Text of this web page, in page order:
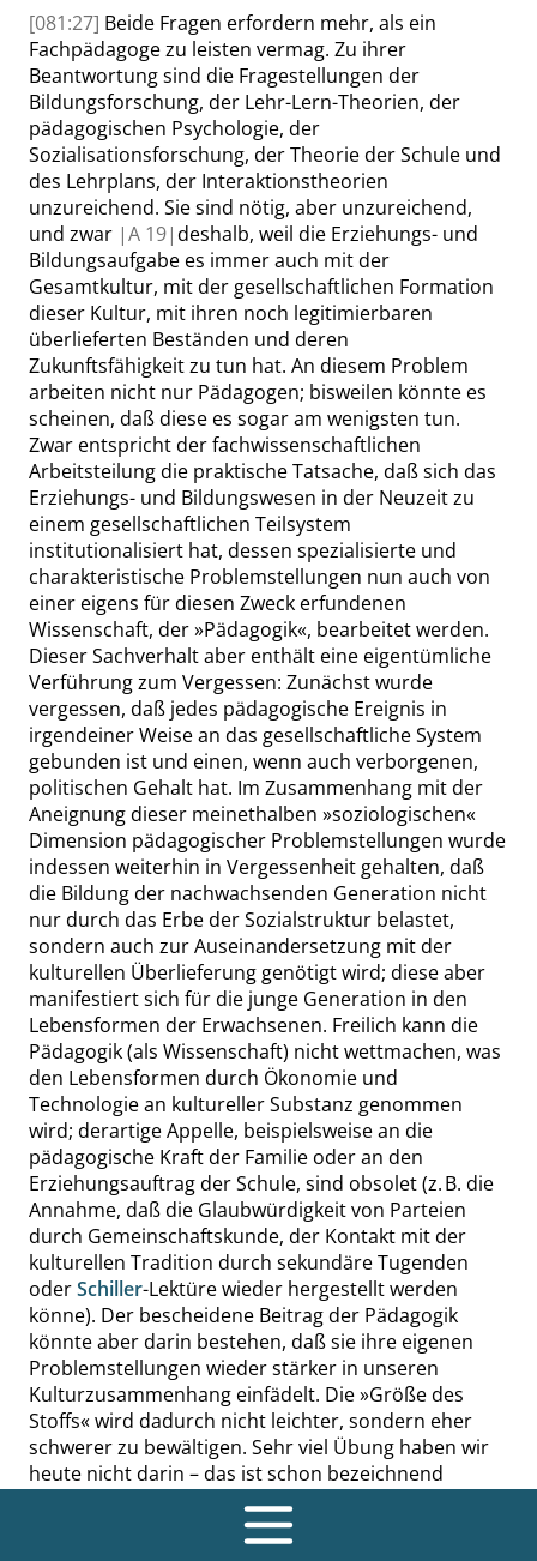
[081:27] Beide Fragen erfordern mehr, als ein
Fachpädagoge zu leisten vermag. Zu ihrer
Beantwortung sind die Fragestellungen der
Bildungsforschung, der Lehr-Lern-Theorien, der
pädagogischen Psychologie, der
Sozialisationsforschung, der Theorie der Schule und
des Lehrplans, der Interaktionstheorien
unzureichend. Sie sind nötig, aber unzureichend,
und zwar |A 19|deshalb, weil die Erziehungs- und
Bildungsaufgabe es immer auch mit der
Gesamtkultur, mit der gesellschaftlichen Formation
dieser Kultur, mit ihren noch legitimierbaren
überlieferten Beständen und deren
Zukunftsfähigkeit zu tun hat. An diesem Problem
arbeiten nicht nur Pädagogen; bisweilen könnte es
scheinen, daß diese es sogar am wenigsten tun.
Zwar entspricht der fachwissenschaftlichen
Arbeitsteilung die praktische Tatsache, daß sich das
Erziehungs- und Bildungswesen in der Neuzeit zu
einem gesellschaftlichen Teilsystem
institutionalisiert hat, dessen spezialisierte und
charakteristische Problemstellungen nun auch von
einer eigens für diesen Zweck erfundenen
Wissenschaft, der»Pädagogik«, bearbeitet werden.
Dieser Sachverhalt aber enthält eine eigentümliche
Verführung zum Vergessen: Zunächst wurde
vergessen, daß jedes pädagogische Ereignis in
irgendeiner Weise an das gesellschaftliche System
gebunden ist und einen, wenn auch verborgenen,
politischen Gehalt hat. Im Zusammenhang mit der
Aneignung dieser meinethalben »soziologischen«
Dimension pädagogischer Problemstellungen wurde
indessen weiterhin in Vergessenheit gehalten, daß
die Bildung der nachwachsenden Generation nicht
nur durch das Erbe der Sozialstruktur belastet,
sondern auch zur Auseinandersetzung mit der
kulturellen Überlieferung genötigt wird; diese aber
manifestiert sich für die junge Generation in den
Lebensformen der Erwachsenen. Freilich kann die
Pädagogik (als Wissenschaft) nicht wettmachen, was
den Lebensformen durch Ökonomie und
Technologie an kultureller Substanz genommen
wird; derartige Appelle, beispielsweise an die
pädagogische Kraft der Familie oder an den
Erziehungsauftrag der Schule, sind obsolet (z. B. die
Annahme, daß die Glaubwürdigkeit von Parteien
durch Gemeinschaftskunde, der Kontakt mit der
kulturellen Tradition durch sekundäre Tugenden
oderSchiller-Lektüre wieder hergestellt werden
könne). Der bescheidene Beitrag der Pädagogik
könnte aber darin bestehen, daß sie ihre eigenen
Problemstellungen wieder stärker in unseren
Kulturzusammenhang einfädelt. Die»Größe des
Stoffs«wird dadurch nicht leichter, sondern eher
schwerer zu bewältigen. Sehr viel Übung haben wir
heute nicht darin – das ist schon bezeichnend
genug. Mein Beitrag ist deshalb
mehr als die grobe Skizze für das, was
heute sein könnte.